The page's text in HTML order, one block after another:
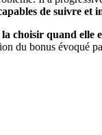
de suivre et
choisir quand elle
du bonus évoqué